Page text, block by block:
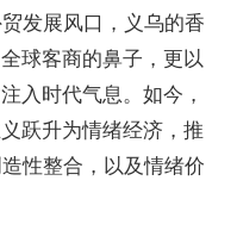
发展风口，义乌的香
球客商的鼻子，更以
入时代气息。如今，
跃升为情绪经济，推
性整合，以及情绪价